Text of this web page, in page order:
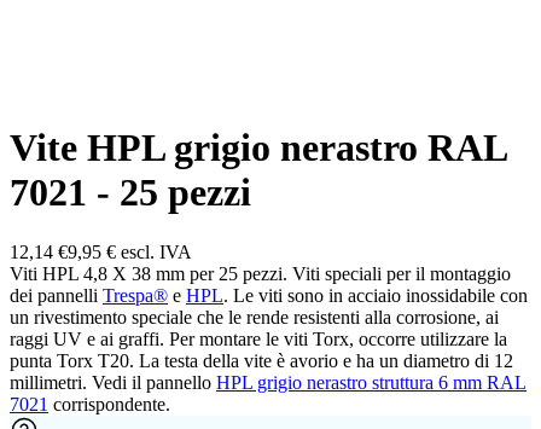
Vite HPL grigio nerastro RAL
7021 - 25 pezzi
12,14 €9,95 € escl. IVA
Viti HPL 4,8 X 38 mm per 25 pezzi. Viti speciali per il montaggio
dei pannelli Trespa® e HPL. Le viti sono in acciaio inossidabile con
un rivestimento speciale che le rende resistenti alla corrosione, ai
raggi UV e ai graffi. Per montare le viti Torx, occorre utilizzare la
punta Torx T20. La testa della vite è avorio e ha un diametro di 12
millimetri. Vedi il pannello HPL grigio nerastro struttura 6 mm RAL
7021 corrispondente.